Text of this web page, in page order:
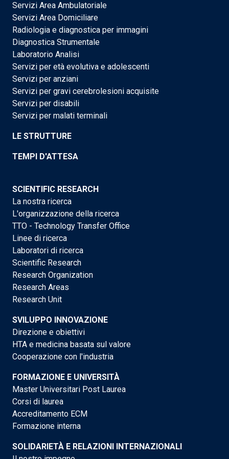
Servizi Area Ambulatoriale
Servizi Area Domiciliare
Radiologia e diagnostica per immagini
Diagnostica Strumentale
Laboratorio Analisi
Servizi per età evolutiva e adolescenti
Servizi per anziani
Servizi per gravi cerebrolesioni acquisite
Servizi per disabili
Servizi per malati terminali
LE STRUTTURE
TEMPI D'ATTESA
SCIENTIFIC RESEARCH
La nostra ricerca
L'organizzazione della ricerca
TTO - Technology Transfer Office
Linee di ricerca
Laboratori di ricerca
Scientific Research
Research Organization
Research Areas
Research Unit
SVILUPPO INNOVAZIONE
Direzione e obiettivi
HTA e medicina basata sul valore
Cooperazione con l'industria
FORMAZIONE E UNIVERSITÀ
Master Universitari Post Laurea
Corsi di laurea
Accreditamento ECM
Formazione interna
SOLIDARIETÀ E RELAZIONI INTERNAZIONALI